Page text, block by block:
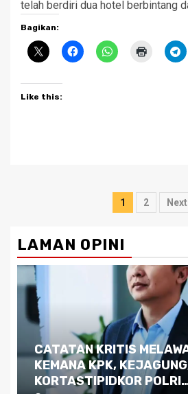
telah berdiri dua hotel berbintang
Bagikan:
Like this:
Posts
1 2 Next
LAMAN OPINI
Dilema Kaltim di
Kutukan Sumber Daya
Pemimpin yang Tak